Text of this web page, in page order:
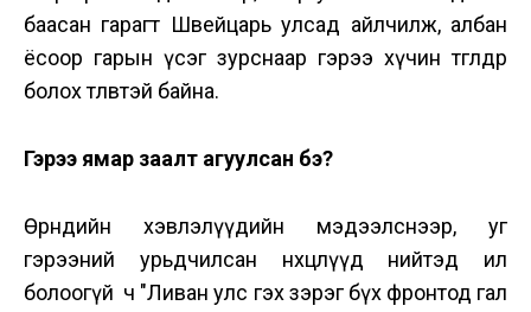
баасан гарагт Швейцарь улсад айлчилж, албан
ёсоор гарын үсэг зурснаар гэрээ хүчин төгөлдөр
болох төлөвтэй байна.
Гэрээ ямар заалт агуулсан бэ?
Өрнөдийн хэвлэлүүдийн мэдээлснээр, уг
гэрээний урьдчилсан нөхцлүүд нийтэд ил
болоогүй ч "Ливан улс гэх зэрэг бүх фронтод гал